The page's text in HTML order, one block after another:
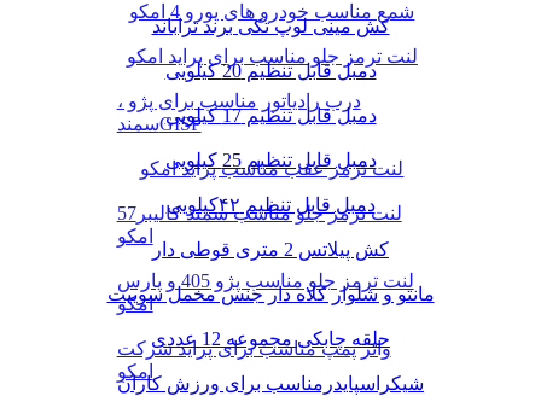
شمع مناسب خودرو های یورو 4 امکو
لنت ترمز جلو مناسب برای پراید امکو
درب رادیاتور مناسب برای پژو ،
سمندGISP
لنت ترمز عقب مناسب پراید امکو
لنت ترمز جلو مناسب سمند کالیبر57
امکو
لنت ترمز جلو مناسب پژو 405 و پارس
امکو
واتر پمپ مناسب برای پراید شرکت
امکو
کش مینی لوپ تکی برند تراباند
دمبل قابل تنظیم 20 کیلویی
دمبل قابل تنظیم 17 کیلویی
دمبل قابل تنظیم 25 کیلویی
دمبل قابل تنظیم ۴۲کیلویی
کش پیلاتس 2 متری قوطی دار
مانتو و شلوار کلاه دار جنس مخمل سوییت
حلقه چابکی مجموعه 12 عددی
شیکراسپایدرمناسب برای ورزش کاران